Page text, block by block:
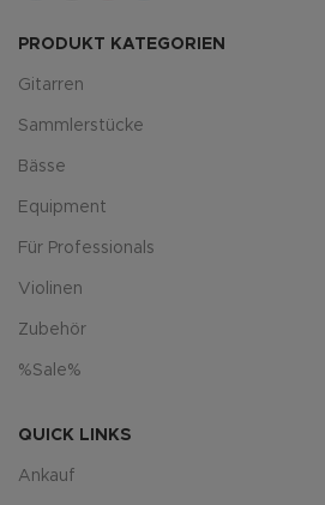
PRODUKT KATEGORIEN
Gitarren
Sammlerstücke
Bässe
Equipment
Für Professionals
Violinen
Zubehör
%Sale%
QUICK LINKS
Ankauf